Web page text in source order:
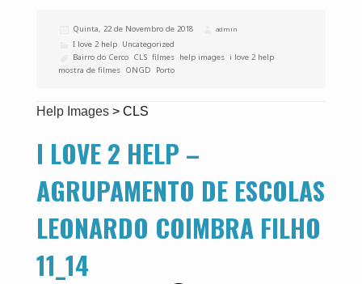
Publicado
Quinta, 22 de Novembro de 2018 Autor
admin
Categorias
I love 2 help Uncategorized
Etiquetas
Bairro do Cerco CLS ,filmes help images i love 2 help
mostra de filmes ONGD Porto
Help Images> CLS
I LOVE 2 HELP –
AGRUPAMENTO DE ESCOLAS
LEONARDO COIMBRA FILHO
11_14